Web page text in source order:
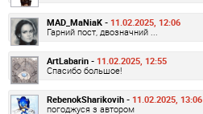
MAD_MaNiaK - 11.02.2025, 12:06
Гарний пост, двозначний ...
ArtLabarin - 11.02.2025, 12:55
Спасибо большое!
RebenokSharikovih - 11.02.2025, 13:06
погоджуся з автором